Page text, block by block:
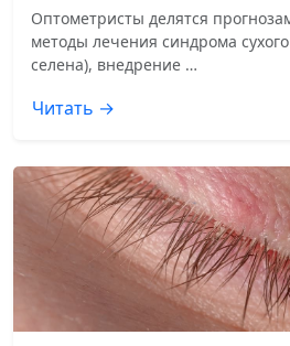
Оптометристы делятся
методы лечения синдрома
селена), внедрение …
Читать →